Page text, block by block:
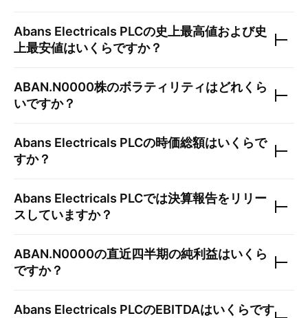
Abans Electricals PLCの史上最高値および史
上最安値はいくらですか？
ABAN.N0000株のボラティリティはどれくら
いですか？
Abans Electricals PLCの時価総額はいくらで
すか？
Abans Electricals PLCでは決算報告をリリー
スしていますか？
ABAN.N0000の直近四半期の純利益はいくら
ですか？
Abans Electricals PLCのEBITDAはいくらです